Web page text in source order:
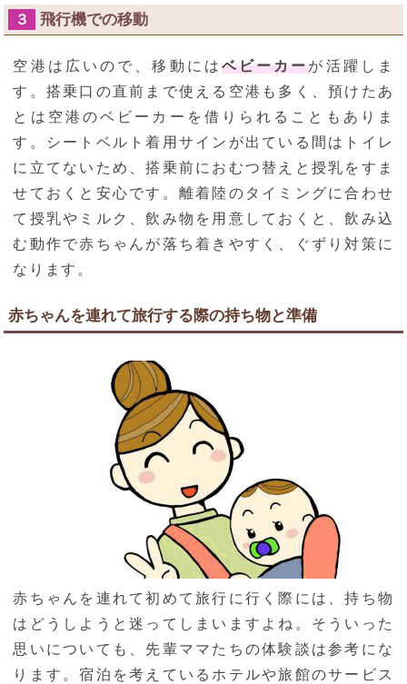
３ 飛行機での移動
空港は広いので、移動には ベビーカーが活躍しま
す。搭乗口の直前まで使える空港も多く、預けたあ
とは空港のベビーカーを借りられることもありま
す。シートベルト着用サインが出ている間はトイレ
に立てないため、搭乗前におむつ替えと授乳をすま
せておくと安心です。離着陸のタイミングに合わせ
て授乳やミルク、飲み物を用意しておくと、飲み込
む動作で赤ちゃんが落ち着きやすく、ぐずり対策に
なります。
赤ちゃんを連れて旅行する際の持ち物と準備
赤ちゃんを連れて初めて旅行に行く際には、持ち物
はどうしようと迷ってしまいますよね。そういった
思いについても、先輩ママたちの体験談は参考にな
ります。宿泊を考えているホテルや旅館のサービス